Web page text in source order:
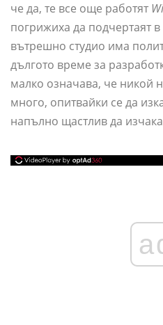
че да, те все още работят
погрижиха да подчертаят
вътрешно студио има
дългото време за
малко означава, че никой
много, опитвайки се да
напълно щастлив да